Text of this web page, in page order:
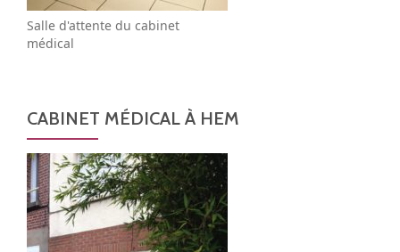
Salle d'attente du cabinet
médical
CABINET MÉDICAL À HEM